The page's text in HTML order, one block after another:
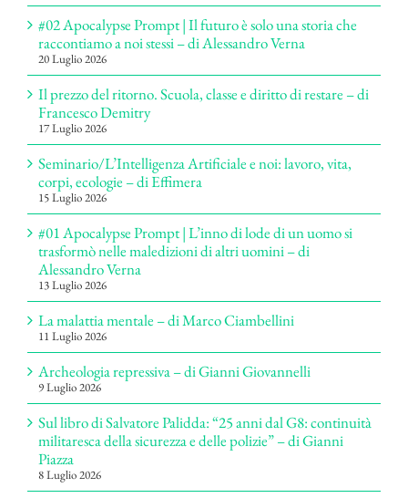
#02 Apocalypse Prompt | Il futuro è solo una storia che
raccontiamo a noi stessi – di Alessandro Verna
20 Luglio 2026
Il prezzo del ritorno. Scuola, classe e diritto di restare – di
Francesco Demitry
17 Luglio 2026
Seminario/L’Intelligenza Artificiale e noi: lavoro, vita,
corpi, ecologie – di Effimera
15 Luglio 2026
#01 Apocalypse Prompt | L’inno di lode di un uomo si
trasformò nelle maledizioni di altri uomini – di
Alessandro Verna
13 Luglio 2026
La malattia mentale – di Marco Ciambellini
11 Luglio 2026
Archeologia repressiva – di Gianni Giovannelli
9 Luglio 2026
Sul libro di Salvatore Palidda: “25 anni dal G8: continuità
militaresca della sicurezza e delle polizie” – di Gianni
Piazza
8 Luglio 2026